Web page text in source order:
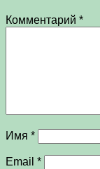
Комментарий *
Имя *
Email *